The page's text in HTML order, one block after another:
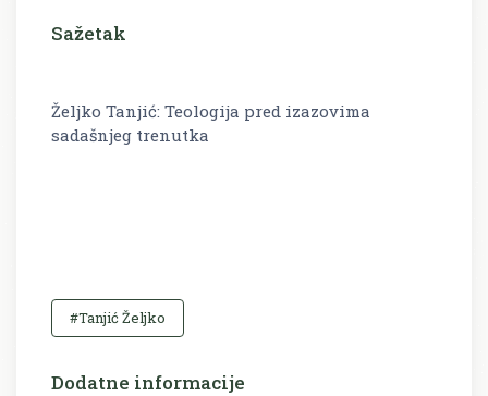
Sažetak
Željko Tanjić: Teologija pred izazovima
sadašnjeg trenutka
#Tanjić Željko
Dodatne informacije